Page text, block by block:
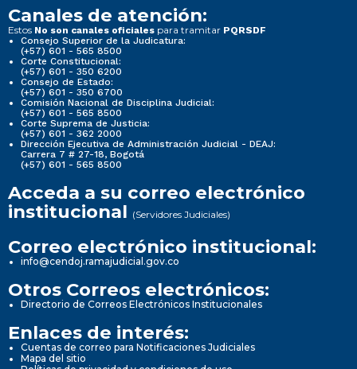
Canales de atención:
Estos No son canales oficiales para tramitar PQRSDF
Consejo Superior de la Judicatura:
(+57) 601 - 565 8500
Corte Constitucional:
(+57) 601 - 350 6200
Consejo de Estado:
(+57) 601 - 350 6700
Comisión Nacional de Disciplina Judicial:
(+57) 601 - 565 8500
Corte Suprema de Justicia:
(+57) 601 - 362 2000
Dirección Ejecutiva de Administración Judicial - DEAJ:
Carrera 7 # 27-18, Bogotá
(+57) 601 - 565 8500
Acceda a su correo electrónico
institucional (Servidores Judiciales)
Correo electrónico institucional:
info@cendoj.ramajudicial.gov.co
Otros Correos electrónicos:
Directorio de Correos Electrónicos Institucionales
Enlaces de interés:
Cuentas de correo para Notificaciones Judiciales
Mapa del sitio